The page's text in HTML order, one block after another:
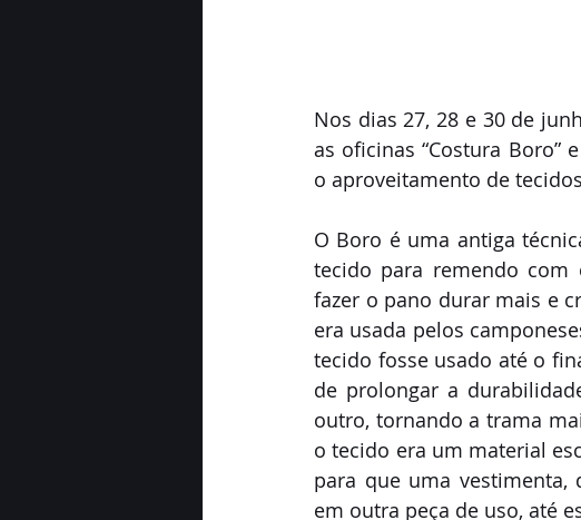
Nos dias 27, 28 e 30 de
as oficinas “Costura Boro”
o aproveitamento de
O Boro é uma antiga
tecido para remendo com
fazer o pano durar mais e
era usada pelos
tecido fosse usado até o
de prolongar a
outro, tornando a trama
o tecido era um material
para que uma vestimenta,
em outra peça de uso, até